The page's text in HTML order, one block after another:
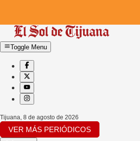
Toggle Menu
Tijuana 8 de agosto de 2026
VER MÁS PERIÓDICOS